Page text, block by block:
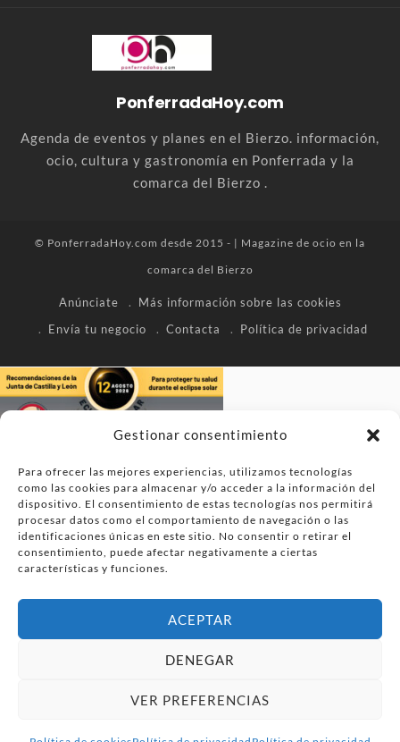
Gestionar consentimiento
Para ofrecer las mejores experiencias, utilizamos tecnologías
como las cookies para almacenar y/o acceder a la información del
dispositivo. El consentimiento de estas tecnologías nos permitirá
procesar datos como el comportamiento de navegación o las
identificaciones únicas en este sitio. No consentir o retirar el
consentimiento, puede afectar negativamente a ciertas
características y funciones.
ACEPTAR
DENEGAR
VER PREFERENCIAS
PonferradaHoy.com
Agenda de eventos y planes en el Bierzo. información,
ocio, cultura y gastronomía en Ponferrada y la
comarca del Bierzo .
© PonferradaHoy.com desde 2015 - | Magazine de ocio en la
comarca del Bierzo
Anúnciate
Más información sobre las cookies
Envía tu negocio
Contacta Política de privacidad